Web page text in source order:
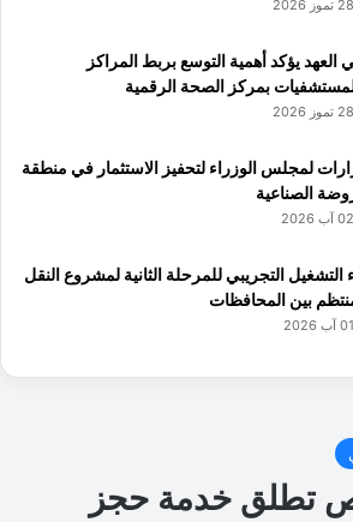
28 تموز 2026
العهد يؤكد أهمية التوسع بربط المراكز
بمركز الصحة الرقمية
28 تموز 2026
لمجلس الوزراء لتحفيز الاستثمار في منطقة
الصناعية
02 آب 2026
التشغيل التجريبي للمرحلة الثانية لمشروع النقل
بين المحافظات
01 آب 2026